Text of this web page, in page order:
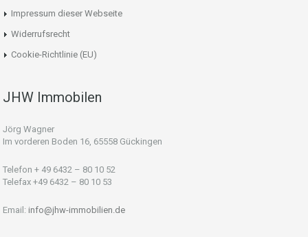
Impressum dieser Webseite
Widerrufsrecht
Cookie-Richtlinie (EU)
JHW Immobilen
Jörg Wagner
Im vorderen Boden 16, 65558 Gückingen
Telefon + 49 6432 – 80 10 52
Telefax +49 6432 – 80 10 53
Email: info@jhw-immobilien.de